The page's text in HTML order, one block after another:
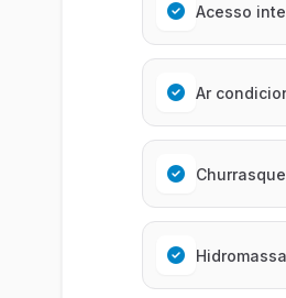
Acesso
Ar